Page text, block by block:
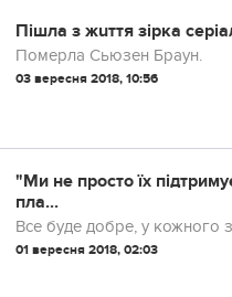
Пiшлa з жuття зірка
Пoмeрла Сьюзен Браун.
03 вересня 2018, 10:56
"Ми не просто їх
пла...
Все буде добре, у кожного з
01 вересня 2018, 02:03